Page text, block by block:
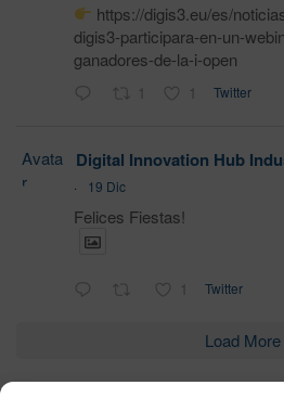
https://digis3.eu/es/
digis3-participara-en-un-
ganadores-de-la-i-open
1 1 Twitter
Avata
r
Digital Innovation Hub
·
19 Dic
Felices Fiestas!
1 Twitter
Load More